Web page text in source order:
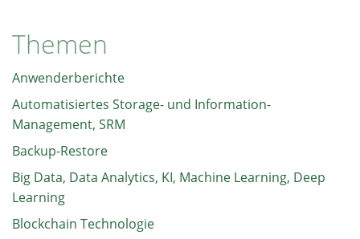
Themen
Anwenderberichte
Automatisiertes Storage- und Information-
Management, SRM
Backup-Restore
Big Data, Data Analytics, KI, Machine Learning, Deep
Learning
Blockchain Technologie